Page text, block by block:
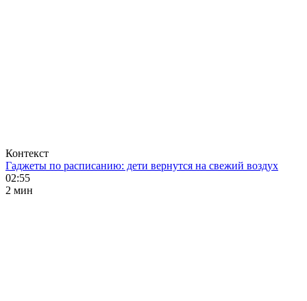
Контекст
Гаджеты по расписанию: дети вернутся на свежий воздух
02:55
2 мин